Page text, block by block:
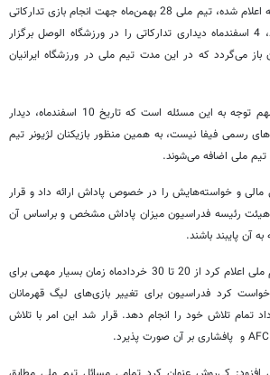
خاطرنشان کرد: براساس برنامه اعلام شده، تیم ملی 28 بهمن‌ماه جهت انجام بازی تدارکاتی
با اردن به دبی اعزام می‌شود، 4 اسفندماه دیداری تدارکاتی را در ورزشگاه الوصل برگزار
به ایران باز می‌گردد که در این مدت تیم ملی در ورزشگاه ایرانیان
وی اضافه کرد: نکته بسیار مهم توجه به این مسئله است که تاریخ 10 اسفندماه، دیدار
رسمی فیفا نیست، به همین منظور بازیکنان لژیونر تیم
و خواسته‌هایش را در خصوص پاداش ارائه داد و قرار
رئیسه فدراسیون میزان پاداش مشخص و براساس آن
آن پایبند باشند.
وی تصریح کرد: سرمربی تیم ملی اعلام کرد از 20 تا 30 خردادماه زمان بسیار مهمی برای
کرد فدراسیون برای تغییر بازی‌های لیگ قهرمانان
از 22 خرداد به 16 خرداد تمام تلاش خود را انجام دهد. قرار شد این امر با تلاش